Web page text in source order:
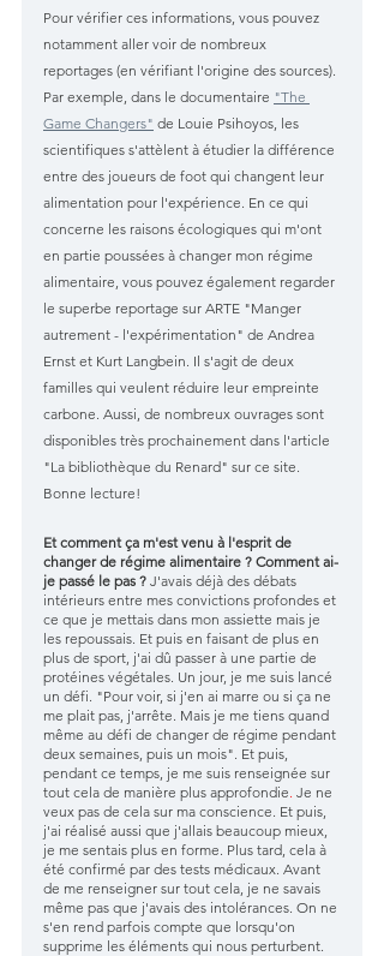
Pour vérifier ces informations, vous pouvez
notamment aller voir de nombreux
reportages (en vérifiant l'origine des sources).
Par exemple, dans le documentaire "The
Game Changers" de Louie Psihoyos, les
scientifiques s'attèlent à étudier la différence
entre des joueurs de foot qui changent leur
alimentation pour l'expérience. En ce qui
concerne les raisons écologiques qui m'ont
en partie poussées à changer mon régime
alimentaire, vous pouvez également regarder
le superbe reportage sur ARTE "Manger
autrement - l'expérimentation" de Andrea
Ernst et Kurt Langbein. Il s'agit de deux
familles qui veulent réduire leur empreinte
carbone. Aussi, de nombreux ouvrages sont
disponibles très prochainement dans l'article
"La bibliothèque du Renard" sur ce site.
Bonne lecture!
Et comment ça m'est venu à l'esprit de
changer de régime alimentaire ? Comment ai-
je passé le pas ? J'avais déjà des débats
intérieurs entre mes convictions profondes et
ce que je mettais dans mon assiette mais je
les repoussais. Et puis en faisant de plus en
plus de sport, j'ai dû passer à une partie de
protéines végétales. Un jour, je me suis lancé
un défi. "Pour voir, si j'en ai marre ou si ça ne
me plait pas, j'arrête. Mais je me tiens quand
même au défi de changer de régime pendant
deux semaines, puis un mois". Et puis,
pendant ce temps, je me suis renseignée sur
tout cela de manière plus approfondie Je ne
veux pas de cela sur ma conscience. Et puis,
j'ai réalisé aussi que j'allais beaucoup mieux,
je me sentais plus en forme. Plus tard, cela à
été confirmé par des tests médicaux. Avant
de me renseigner sur tout cela, je ne savais
même pas que j'avais des intolérances. On ne
s'en rend parfois compte que lorsqu'on
supprime les éléments qui nous perturbent.